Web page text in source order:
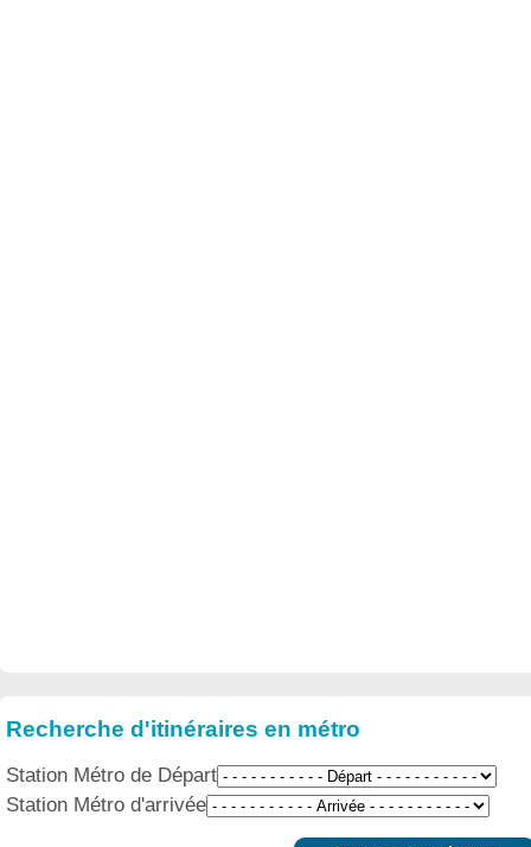
Recherche d'itinéraires en métro
Station Métro de Départ
Station Métro d'arrivée